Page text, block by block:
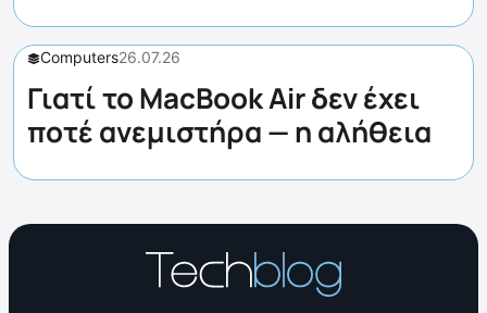
Computers26.07.26
Γιατί το MacBook Air δεν έχει
ποτέ ανεμιστήρα — η αλήθεια